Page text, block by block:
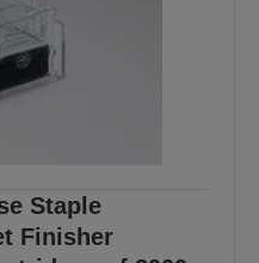
Staple
Finisher